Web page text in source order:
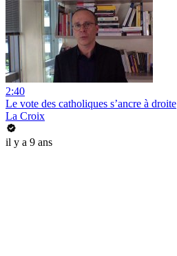
2:40
Le vote des catholiques s’ancre à droite
La Croix
il y a 9 ans